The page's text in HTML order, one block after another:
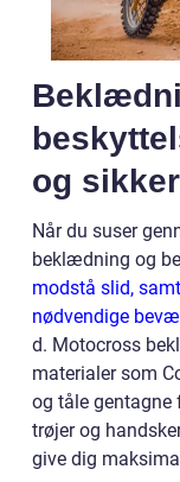
og
Når du suser
beklædning og
modstå slid,
nødvendige
d. Motocross
materialer som
og tåle gentagne
trøjer og
give dig